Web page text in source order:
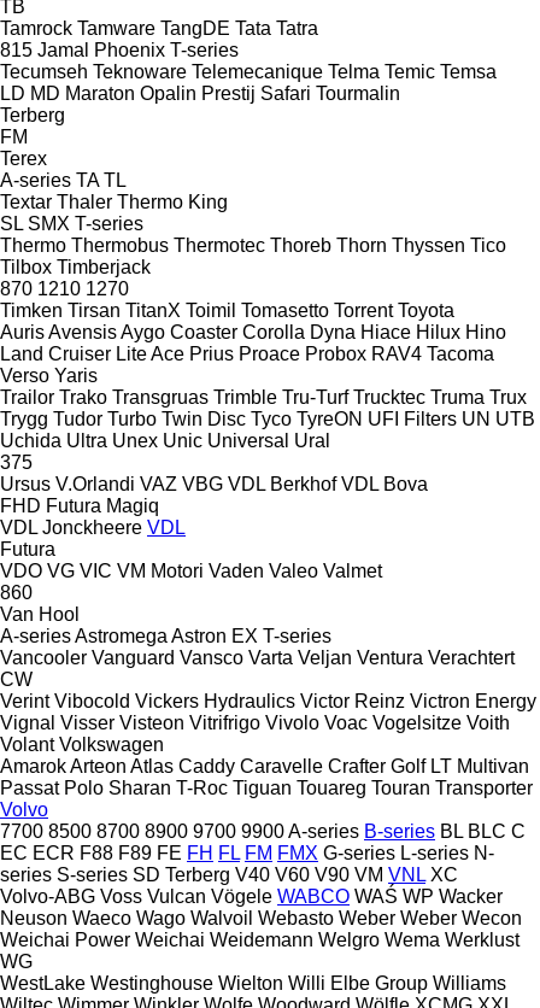
TB
Tamrock Tamware TangDE Tata Tatra
815 Jamal Phoenix T-series
Tecumseh Teknoware Telemecanique Telma Temic Temsa
LD MD Maraton Opalin Prestij Safari Tourmalin
Terberg
FM
Terex
A-series TA TL
Textar Thaler Thermo King
SL SMX T-series
Thermo Thermobus Thermotec Thoreb Thorn Thyssen Tico
Tilbox Timberjack
870 1210 1270
Timken Tirsan TitanX Toimil Tomasetto Torrent Toyota
AurisAvensisAygo Coaster Corolla Dyna Hiace Hilux Hino
Land Cruiser Lite Ace Prius Proace Probox RAV4 Tacoma
Verso Yaris
Trailor Trako Transgruas Trimble Tru-Turf Trucktec Truma Trux
Trygg Tudor Turbo Twin Disc Tyco TyreON UFI Filters UN UTB
Uchida Ultra Unex Unic Universal Ural
375
Ursus V.Orlandi VAZ VBG VDL Berkhof VDL Bova
FHD Futura Magiq
VDL Jonckheere VDL
Futura
VDO VG VIC VM Motori Vaden Valeo Valmet
860
Van Hool
A-seriesAstromega Astron EX T-series
Vancooler Vanguard Vansco Varta Veljan Ventura Verachtert
CW
Verint Vibocold Vickers Hydraulics Victor Reinz Victron Energy
Vignal Visser Visteon Vitrifrigo Vivolo Voac Vogelsitze Voith
Volant Volkswagen
AmarokArteon Atlas Caddy Caravelle Crafter Golf LT Multivan
Passat Polo Sharan T-Roc Tiguan Touareg Touran Transporter
Volvo
7700 8500 8700 8900 9700 9900A-series B-series BL BLC C
EC ECR F88 F89 FE FH FL FM FMX G-series L-series N-
series S-series SD Terberg V40 V60 V90 VM VNL XC
Volvo-ABG Voss Vulcan Vögele WABCO WAŚ WP Wacker
Neuson Waeco Wago Walvoil Webasto Weber Weber Wecon
Weichai Power Weichai Weidemann Welgro Wema Werklust
WG
WestLake Westinghouse Wielton Willi Elbe Group Williams